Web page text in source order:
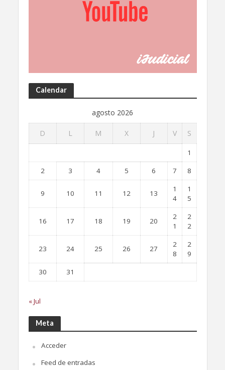
Calendar
agosto 2026
D L M X J V S
1
2
3 4 5 6 7 8
9 10 11 12 13
1
4
1
5
16 17 18 19 20
2
1
2
2
23 24 25 26 27
2
8
2
9
30
31
« Jul
Meta
Acceder
Feed de entradas